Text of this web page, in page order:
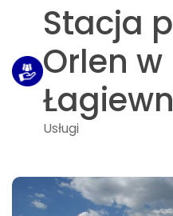
Stacja
Orlen w
Usługi